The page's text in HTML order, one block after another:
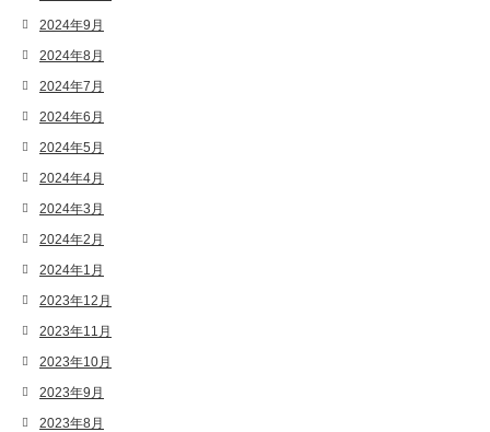
2024年9月
2024年8月
2024年7月
2024年6月
2024年5月
2024年4月
2024年3月
2024年2月
2024年1月
2023年12月
2023年11月
2023年10月
2023年9月
2023年8月